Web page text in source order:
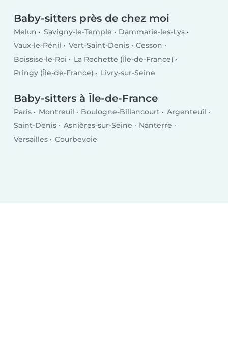
Baby-sitters près de chez moi
Melun Savigny-le-Temple
Dammarie-les-Lys
Vaux-le-Pénil
Vert-Saint-Denis
Cesson
Boissise-le-Roi
La Rochette (Île-de-France)
Pringy (Île-de-France)
Livry-sur-Seine
Baby-sitters à Île-de-France
Paris Montreuil Boulogne-Billancourt
Argenteuil
Saint-Denis
Asnières-sur-Seine
Nanterre
Versailles
Courbevoie